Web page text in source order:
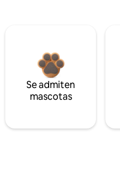
Se admiten
mascotas